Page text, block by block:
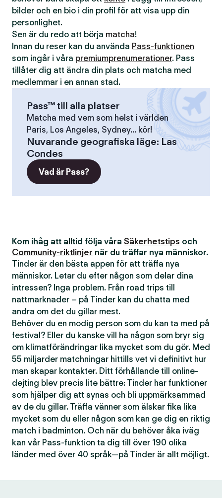
bilder och en bio i din profil för att visa upp din
personlighet.
Sen är du redo att börja matcha!
Innan du reser kan du använda Pass-funktionen
som ingår i våra premiumprenumerationer. Pass
tillåter dig att ändra din plats och matcha med
medlemmar i en annan stad.
Pass™ till alla platser
Matcha med vem som helst i världen
Paris, Los Angeles, Sydney... kör!
Nuvarande geografiska läge: Las
Condes
Vad är Pass?
Kom ihåg att alltid följa våra Säkerhetstips och
Community-riktlinjer när du träffar nya människor.
Tinder är den bästa appen för att träffa nya
människor. Letar du efter någon som delar dina
intressen? Inga problem. Från road trips till
nattmarknader – på Tinder kan du chatta med
andra om det du gillar mest.
Behöver du en modig person som du kan ta med på
festival? Eller du kanske vill ha någon som bryr sig
om klimatförändringar lika mycket som du gör. Med
55 miljarder matchningar hittills vet vi definitivt hur
man skapar kontakter. Ditt förhållande till online-
dejting blev precis lite bättre: Tinder har funktioner
som hjälper dig att synas och bli uppmärksammad
av de du gillar. Träffa vänner som älskar fika lika
mycket som du eller någon som kan ge dig en riktig
match i badminton. Och när du behöver åka iväg
kan vår Pass-funktion ta dig till över 190 olika
länder med över 40 språk—på Tinder är allt möjligt.